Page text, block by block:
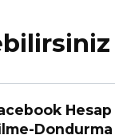
Hesap
Dondurma